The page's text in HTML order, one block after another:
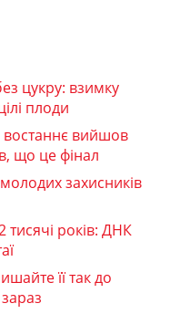
цукру: взимку
плоди
востаннє вийшов
що це фінал
захисників
тисячі років: ДНК
її так до